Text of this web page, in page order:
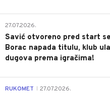
27.07.2026.
Savić otvoreno pred start
Borac napada titulu, klub
dugova prema igračima!
RUKOMET 27.07.2026.